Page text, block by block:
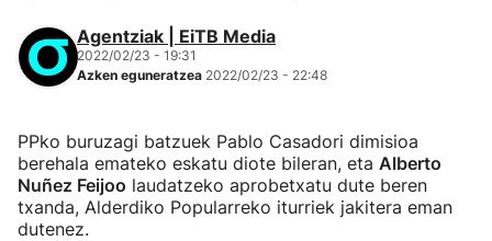
Agentziak | EiTB Media
2022/02/23 - 19:31
Azken eguneratzea 2022/02/23 - 22:48
PPko buruzagi batzuek Pablo Casadori dimisioa
berehala emateko eskatu diote bileran, eta Alberto
Nuñez Feijoo laudatzeko aprobetxatu dute beren
txanda, Alderdiko Popularreko iturriek jakitera eman
dutenez.